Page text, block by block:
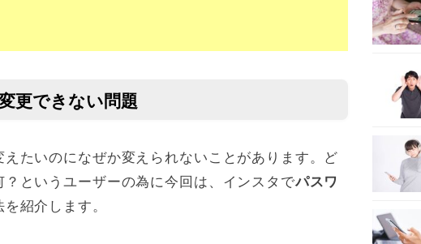
更できない問題
たいのになぜか変えられないことがあります。ど
というユーザーの為に今回は、インスタでパスワ
紹介します。